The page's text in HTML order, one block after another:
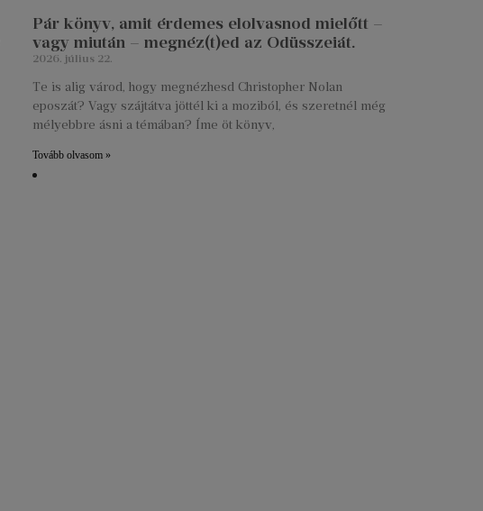
Pár könyv, amit érdemes elolvasnod mielőtt –
vagy miután – megnéz(t)ed az Odüsszeiát.
2026. július 22.
Te is alig várod, hogy megnézhesd Christopher Nolan
eposzát? Vagy szájtátva jöttél ki a moziból, és szeretnél még
mélyebbre ásni a témában? Íme öt könyv,
Tovább olvasom »